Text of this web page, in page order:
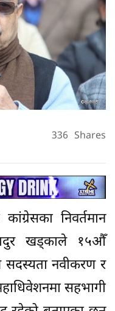
336 Shares
निवर्तमान
खड्काले १५औँ
सदस्यता नवीकरण र
सहभागी